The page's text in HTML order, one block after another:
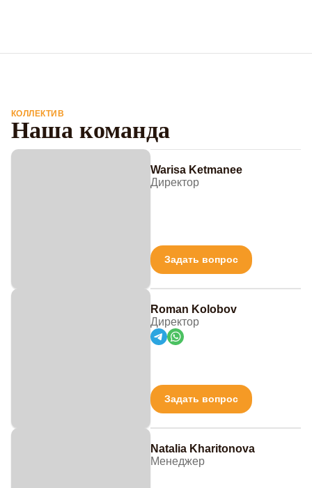
КОЛЛЕКТИВ
Наша команда
Warisa Ketmanee
Директор
Задать вопрос
Roman Kolobov
Директор
Задать вопрос
Natalia Kharitonova
Менеджер